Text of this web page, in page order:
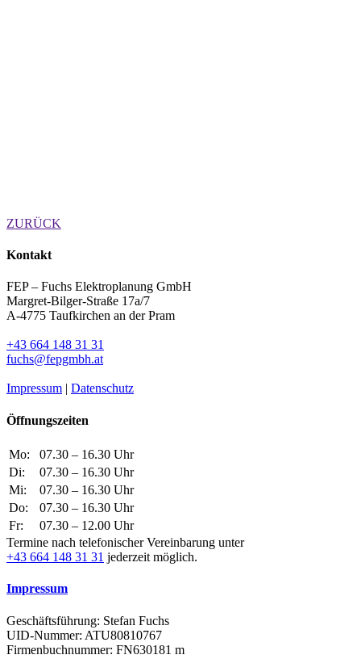
ZURÜCK
Kontakt
FEP – Fuchs Elektroplanung GmbH
Margret-Bilger-Straße 17a/7
A-4775 Taufkirchen an der Pram
+43 664 148 31 31
fuchs@fepgmbh.at
Impressum Datenschutz
Öffnungszeiten
Mo:
07.30 – 16.30 Uhr
Di:
07.30 – 16.30 Uhr
Mi:
07.30 – 16.30 Uhr
Do:
07.30 – 16.30 Uhr
Fr:
07.30 – 12.00 Uhr
Termine nach telefonischer Vereinbarung unter
+43 664 148 31 31 jederzeit möglich.
Impressum
Geschäftsführung: Stefan Fuchs
UID-Nummer: ATU80810767
Firmenbuchnummer: FN630181 m